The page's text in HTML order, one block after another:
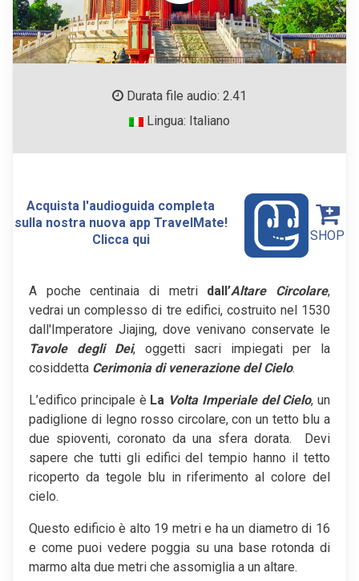
Durata file audio: 2.41
Lingua: Italiano
Acquista l'audioguida completa
sulla nostra nuova app TravelMate!
Clicca qui
SHOP
A poche centinaia di metri dall’Altare Circolare,
vedrai un complesso di tre edifici, costruito nel 1530
dall'Imperatore Jiajing, dove venivano conservate le
Tavole degli Dei, oggetti sacri impiegati per la
cosiddetta Cerimonia di venerazione del Cielo.
L’edifico principale è La Volta Imperiale del Cielo, un
padiglione di legno rosso circolare, con un tetto blu a
due spioventi, coronato da una sfera dorata. Devi
sapere che tutti gli edifici del tempio hanno il tetto
ricoperto da tegole blu in riferimento al colore del
cielo.
Questo edificio è alto 19 metri e ha un diametro di 16
e come puoi vedere poggia su una base rotonda di
marmo alta due metri che assomiglia a un altare.